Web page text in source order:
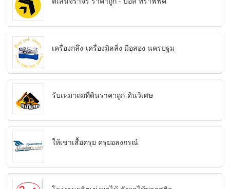
เครื่องกลึง-เครื่องมิลลิ่ง มือสอง นครปฐม
รับเหมาถมที่ดินราคาถูก-ดินวิเศษ
ให้เช่าเสื้อครุย ครุยอลงกรณ์